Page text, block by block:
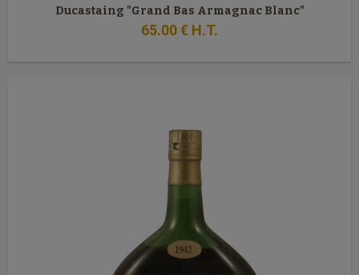
Ducastaing "Grand Bas Armagnac Blanc"
65.00€ H.T.